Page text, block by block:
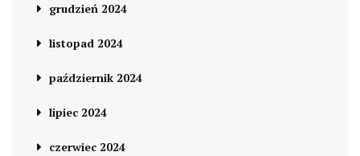
grudzień 2024
listopad 2024
październik 2024
lipiec 2024
czerwiec 2024